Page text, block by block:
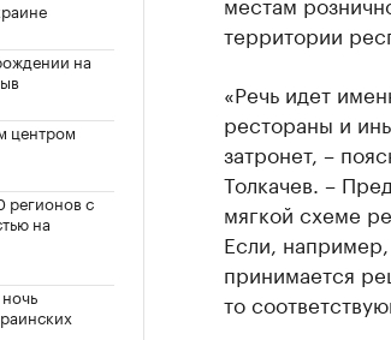
на
центром
регионов с
на
территории
«Речь идет
рестораны и
затронет, –
Толкачев. –
мягкой схеме
Если,
принимается
то